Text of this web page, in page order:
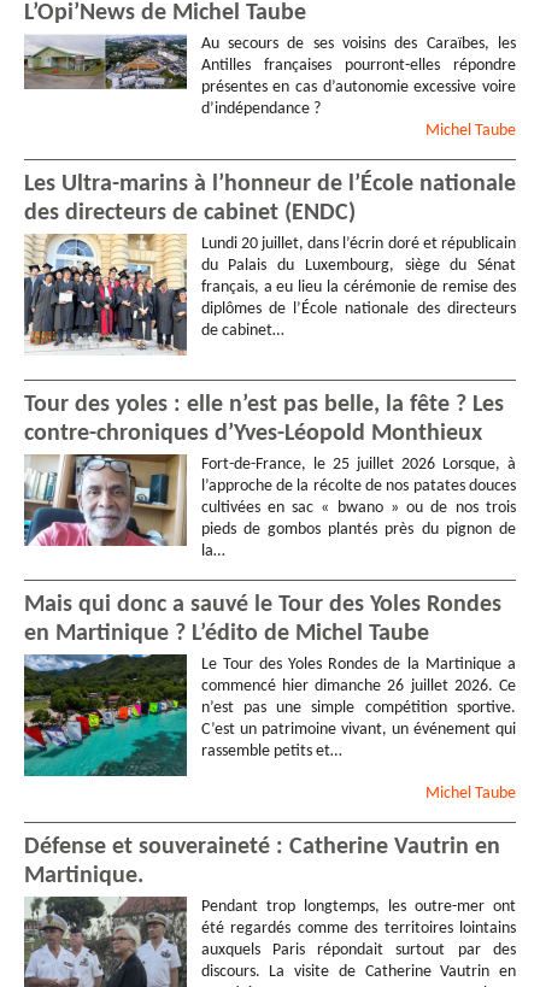
L’Opi’News de Michel Taube
Au secours de ses voisins des Caraïbes, les
Antilles françaises pourront-elles répondre
présentes en cas d’autonomie excessive voire
d’indépendance ?
Michel Taube
Les Ultra-marins à l’honneur de l’École nationale
des directeurs de cabinet (ENDC)
Lundi 20 juillet, dans l’écrin doré et républicain
du Palais du Luxembourg, siège du Sénat
français, a eu lieu la cérémonie de remise des
diplômes de l’École nationale des directeurs
de cabinet…
Tour des yoles : elle n’est pas belle, la fête ? Les
contre-chroniques d’Yves-Léopold Monthieux
Fort-de-France, le 25 juillet 2026 Lorsque, à
l’approche de la récolte de nos patates douces
cultivées en sac « bwano » ou de nos trois
pieds de gombos plantés près du pignon de
la…
Mais qui donc a sauvé le Tour des Yoles Rondes
en Martinique ? L’édito de Michel Taube
Le Tour des Yoles Rondes de la Martinique a
commencé hier dimanche 26 juillet 2026. Ce
n’est pas une simple compétition sportive.
C’est un patrimoine vivant, un événement qui
rassemble petits et…
Michel Taube
Défense et souveraineté : Catherine Vautrin en
Martinique.
Pendant trop longtemps, les outre-mer ont
été regardés comme des territoires lointains
auxquels Paris répondait surtout par des
discours. La visite de Catherine Vautrin en